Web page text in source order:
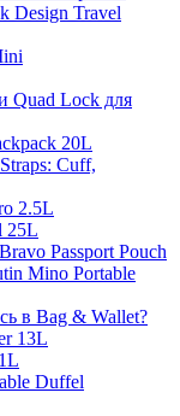
Design Travel
Quad Lock для
20L
Cuff,
2.5L
25L
Passport Pouch
Mino Portable
в Bag & Wallet?
13L
Duffel